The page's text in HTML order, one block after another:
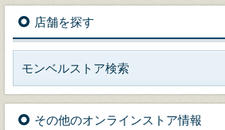
店舗を探す
モンベルストア検索
その他のオンラインストア情報